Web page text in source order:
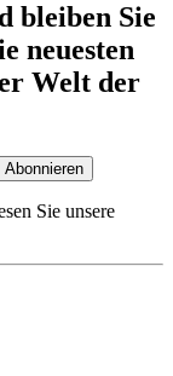
bleiben Sie
neuesten
Welt der
Abonnieren
Sie unsere